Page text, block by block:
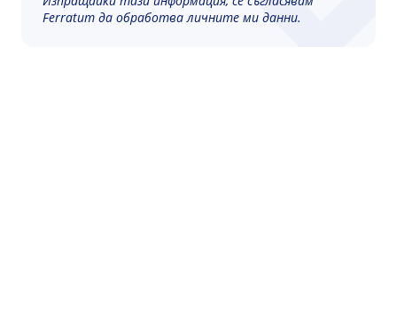
Ferratum да обработва личните ми данни.